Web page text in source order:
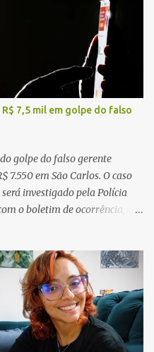
7,5 mil em golpe do falso
golpe do falso gerente
7.550 em São Carlos. O caso
investigado pela Polícia
o boletim de ocorrência, a
atualizar o cadastro da conta
procedimentos que deveriam
enviou um documento em
oficial da instituição financeira.
telefone e encaminhou um
pelo computador para